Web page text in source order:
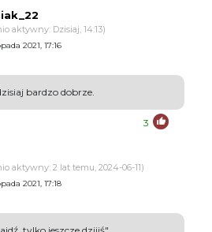
aktywny: Dzisiaj, 14:13)
2021, 17:16
bardzo dobrze.
3
aktywny: 2 lat temu, 2024-06-11)
2021, 17:18